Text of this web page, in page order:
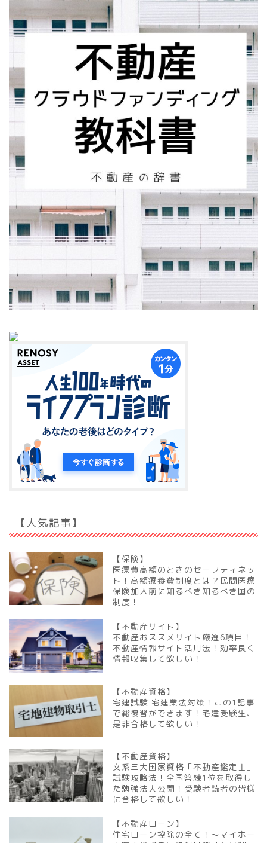
【人気記事】
【保険】
医療費高額のときのセーフティネッ
ト！高額療養費制度とは？民間医療
保険加入前に知るべき知るべき国の
制度！
【不動産サイト】
不動産おススメサイト厳選6項目！
不動産情報サイト活用法！効率良く
情報収集して欲しい！
【不動産資格】
宅建試験 宅建業法対策！この1記事
で総復習ができます！宅建受験生、
是非合格して欲しい！
【不動産資格】
文系三大国家資格「不動産鑑定士」
試験攻略法！全国答練1位を取得し
た勉強法大公開！受験者読者の皆様
に合格して欲しい！
【不動産ローン】
住宅ローン控除の全て！～マイホー